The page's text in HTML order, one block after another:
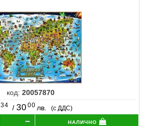
код: 20057870
34 / 30 00 лв. (с ДДС)
налично